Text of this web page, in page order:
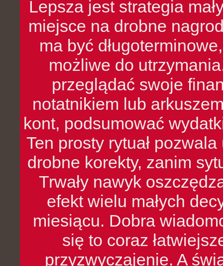
Lepsza jest strategia
miejsce na drobne
ma być
możliwe do
przeglądać swoje
notatnikiem lub
kont, podsumować
Ten prosty rytuał
drobne korekty, zanim
Trwały nawyk
efekt wielu małych
miesiącu. Dobra
się to coraz
przyzwyczajenie. A